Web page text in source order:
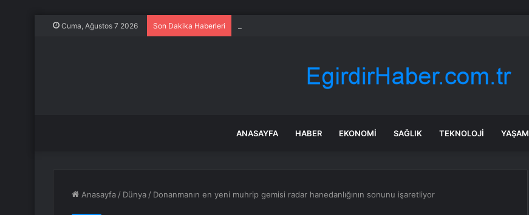
Cuma, Ağustos 7 2026 Son Dakika Haberleri
ANASAYFA HABER EKONOMI SAĞLIK TEKNOLOJI YAŞAM
Anasayfa / Dünya / Donanmanın en yeni muhrip gemisi radar hanedanlığının sonunu işaretliyor